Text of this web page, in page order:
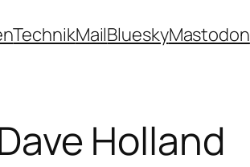
TechnikMailBlueskyMastodon
Holland